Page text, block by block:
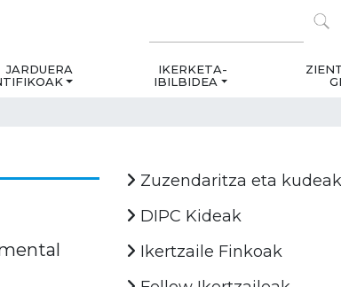
JARDUERA
IKERKETA-
IBILBIDEA
Zuzendaritza eta
DIPC Kideak
Ikertzaile Finkoak